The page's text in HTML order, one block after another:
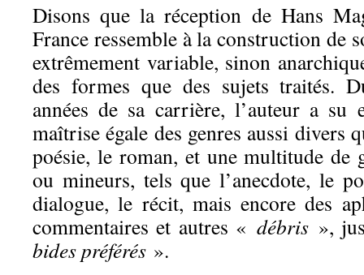
Disons que la réception de Hans
France ressemble à la construction de
extrêmement variable, sinon
des formes que des sujets traités.
années de sa carrière, l’auteur a su
maîtrise égale des genres aussi divers
poésie, le roman, et une multitude de
ou mineurs, tels que l’anecdote, le
dialogue, le récit, mais encore des
commentaires et autres « débris»,
bides préférés ».